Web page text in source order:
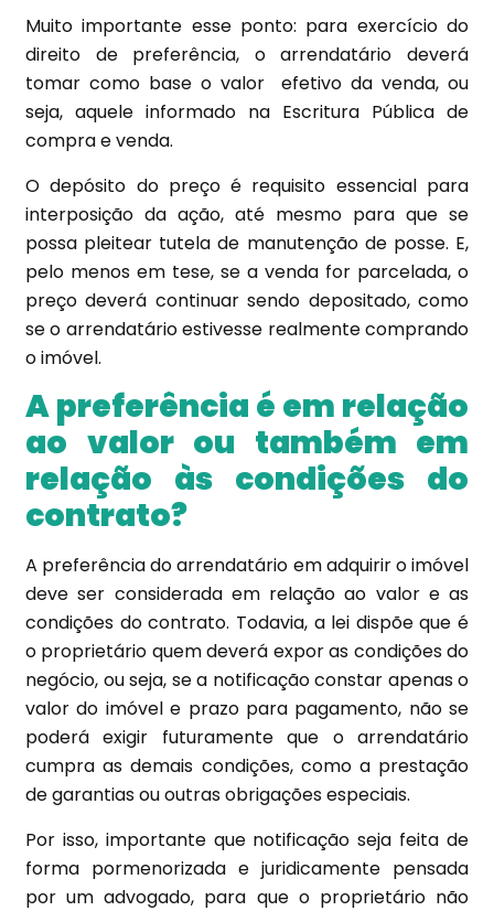
Muito importante esse ponto: para exercício do
direito de preferência, o arrendatário deverá
tomar como base o valor efetivo da venda, ou
seja, aquele informado na Escritura Pública de
compra e venda.
O depósito do preço é requisito essencial para
interposição da ação, até mesmo para que se
possa pleitear tutela de manutenção de posse. E,
pelo menos em tese, se a venda for parcelada, o
preço deverá continuar sendo depositado, como
se o arrendatário estivesse realmente comprando
o imóvel.
A preferência é em relação
ao valor ou também em
relação às condições do
contrato?
A preferência do arrendatário em adquirir o imóvel
deve ser considerada em relação ao valor e as
condições do contrato. Todavia, a lei dispõe que é
o proprietário quem deverá expor as condições do
negócio, ou seja, se a notificação constar apenas o
valor do imóvel e prazo para pagamento, não se
poderá exigir futuramente que o arrendatário
cumpra as demais condições, como a prestação
de garantias ou outras obrigações especiais.
Por isso, importante que notificação seja feita de
forma pormenorizada e juridicamente pensada
por um advogado, para que o proprietário não